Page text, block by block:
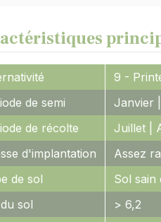
9 -
de semi
Janvier
de récolte
Juillet |
d'implantation
Assez
de sol
Sol sain
sol
> 6,2